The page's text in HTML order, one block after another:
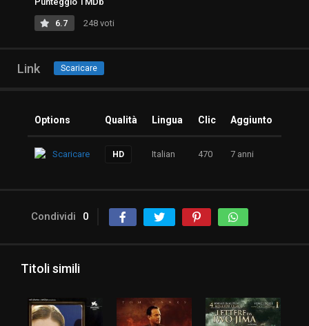
6.7 248 voti
Link Scaricare
Options Qualità Lingua Clic Aggiunto
Scaricare HD Italian 470 7 anni
Condividi 0
Titoli simili